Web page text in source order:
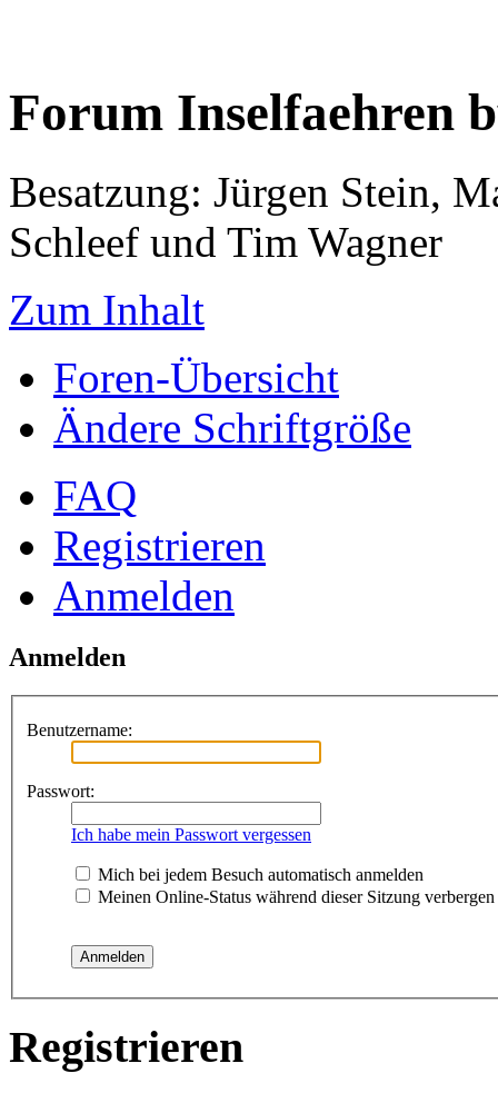
Forum Inselfaehren
Besatzung: Jürgen Stein,
Schleef und Tim Wagner
Zum Inhalt
Foren-Übersicht
Ändere Schriftgröße
FAQ
Registrieren
Anmelden
Anmelden
Benutzername:
Passwort:
Ich habe mein Passwort vergessen
Mich bei jedem Besuch automatisch anmelden
Meinen Online-Status während dieser Sitzung verbergen
Registrieren